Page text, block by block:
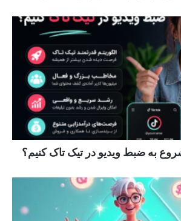
به ضبط ویدیو در تیک تاک کنیم؟